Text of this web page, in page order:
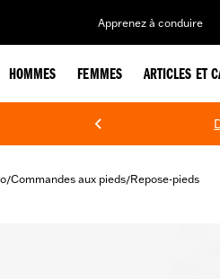
Apprenez à conduire
HOMMES FEMMES ARTICLES ET
/Commandes aux pieds/Repose-pieds